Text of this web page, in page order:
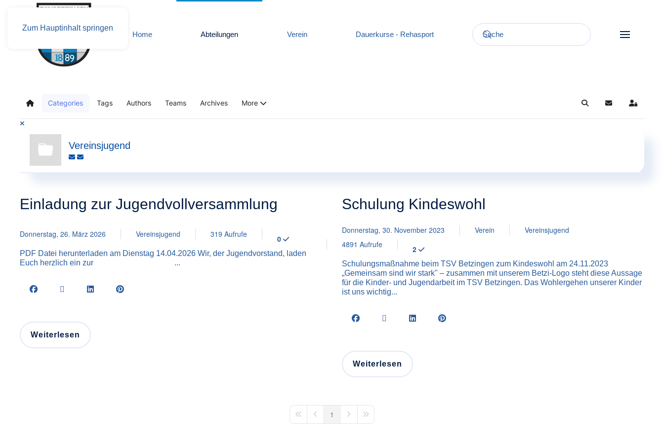
Zum Hauptinhalt springen
Home Abteilungen Verein Dauerkurse - Rehasport
Home Categories Tags Authors Teams Archives More SearchUpdatesSign In
Vereinsjugend
Einladung zur Jugendvollversammlung
Donnerstag, 26. März 2026 Vereinsjugend 319 Aufrufe 0
PDF Datei herunterladen am Dienstag 14.04.2026 Wir, der Jugendvorstand, laden
Euch herzlich ein zur ...
Weiterlesen
Schulung Kindeswohl
Donnerstag, 30. November 2023 Verein
Vereinsjugend
4891 Aufrufe
2
Schulungsmaßnahme beim TSV Betzingen zum Kindeswohl am 24.11.2023
„Gemeinsam sind wir stark" – zusammen mit unserem Betzi-Logo steht diese Aussage
für die Kinder- und Jugendarbeit im TSV Betzingen. Das Wohlergehen unserer Kinder
ist uns wichtig...
Weiterlesen
First PagePrevious Page
1 Next PageLast Page